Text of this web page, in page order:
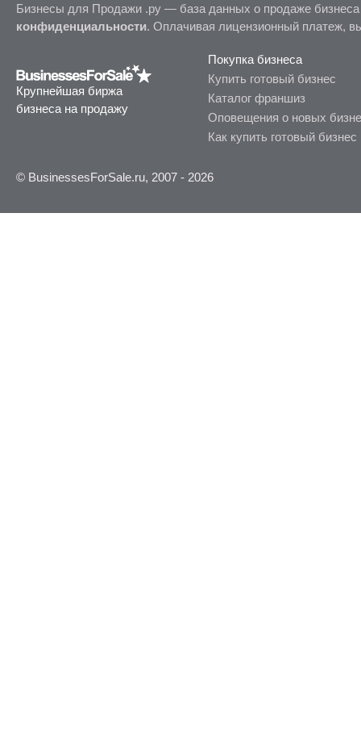
Бизнесы для Продажи .ру — база данных о продаже
конфиденциальности. Оплачивая лицензионный платеж,
Крупнейшая биржа
бизнеса на продажу
Покупка бизнеса
Купить готовый бизнес
Каталог франшиз
Оповещения о новых
Как купить готовый бизнес
© BusinessesForSale.ru, 2007 - 2026